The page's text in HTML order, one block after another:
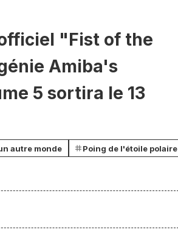
"Fist of the
Amiba's
5 sortira le 13
autre monde
Poing de l'étoile polaire